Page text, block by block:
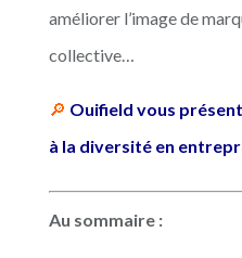
améliorer l’image de
collective…
🔎 Ouifield vous
à la diversité en
Au sommaire :